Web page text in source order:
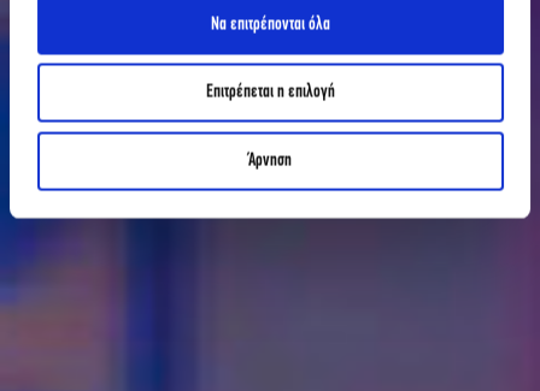
Να επιτρέπονται όλα
Επιτρέπεται η επιλογή
Άρνηση